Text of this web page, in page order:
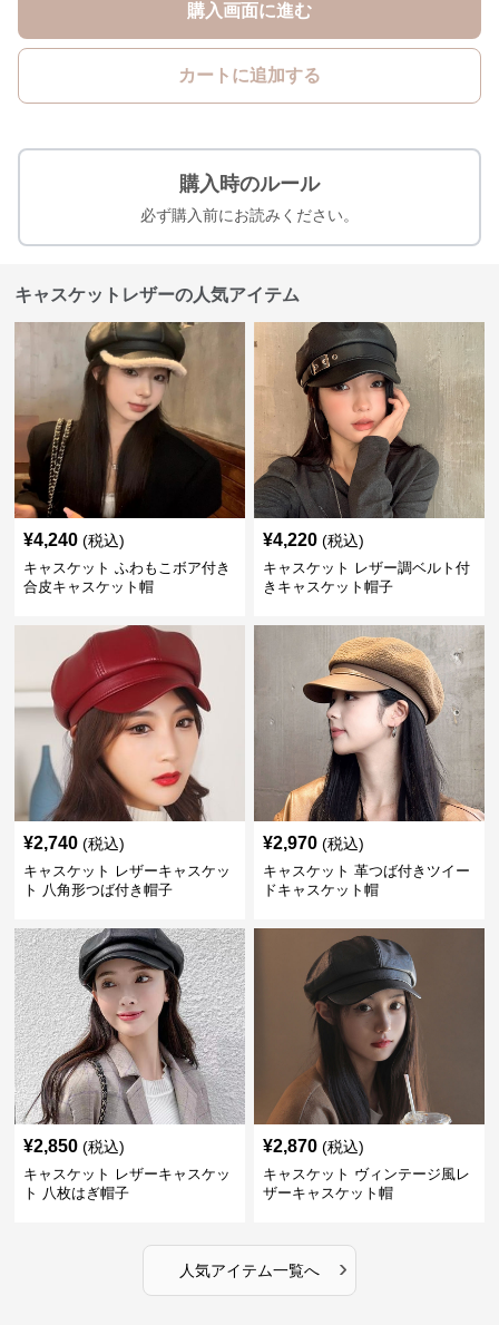
購入画面に進む
カートに追加する
購入時のルール
必ず購入前にお読みください。
キャスケットレザーの人気アイテム
¥4,240 (税込)
キャスケット ふわもこボア付き
合皮キャスケット帽
¥4,220 (税込)
キャスケット レザー調ベルト付
きキャスケット帽子
¥2,740 (税込)
キャスケット レザーキャスケッ
ト 八角形つば付き帽子
¥2,970 (税込)
キャスケット 革つば付きツイー
ドキャスケット帽
¥2,850 (税込)
キャスケット レザーキャスケッ
ト 八枚はぎ帽子
¥2,870 (税込)
キャスケット ヴィンテージ風レ
ザーキャスケット帽
人気アイテム一覧へ ›